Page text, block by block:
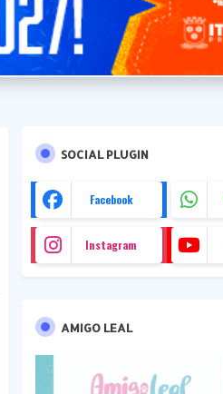
SOCIAL PLUGIN
Facebook
Instagram
AMIGO LEAL